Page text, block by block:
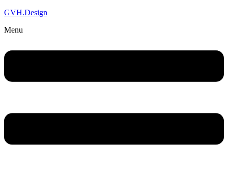
GVH.Design
Menu